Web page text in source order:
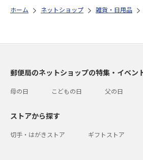
ホーム ネットショップ 雑貨・日用品
郵便局のネットショップの特集・イベン
母の日 こどもの日 父の日
ストアから探す
切手・はがきストア ギフトストア